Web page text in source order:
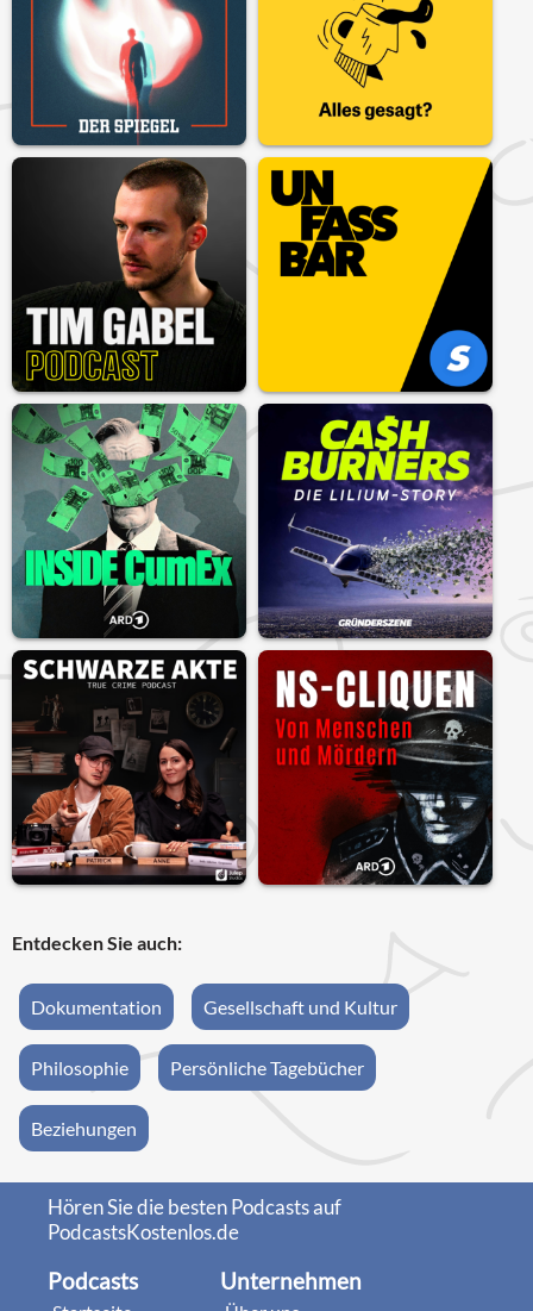
Entdecken Sie auch:
Dokumentation Gesellschaft und Kultur
Philosophie Persönliche Tagebücher
Beziehungen
Hören Sie die besten Podcasts auf
PodcastsKostenlos.de
Podcasts Unternehmen